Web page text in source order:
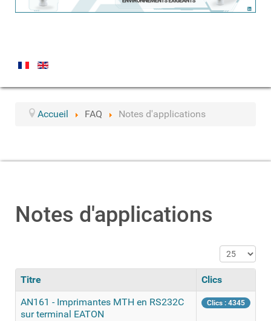
Accueil FAQ Notes d'applications
Notes d'applications
Affichage #
Titre
Clics
AN161 - Imprimantes MTH en RS232C
sur terminal EATON
Clics : 4345